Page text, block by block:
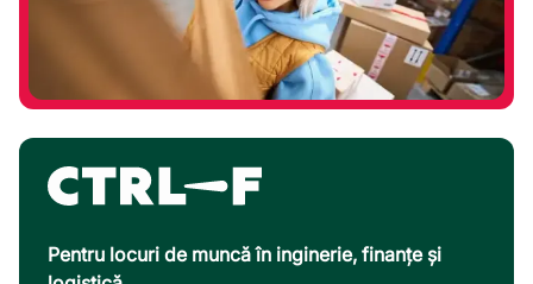
Pentru locuri de muncă în inginerie, finanțe și